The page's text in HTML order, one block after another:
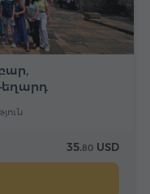
35.80 USD